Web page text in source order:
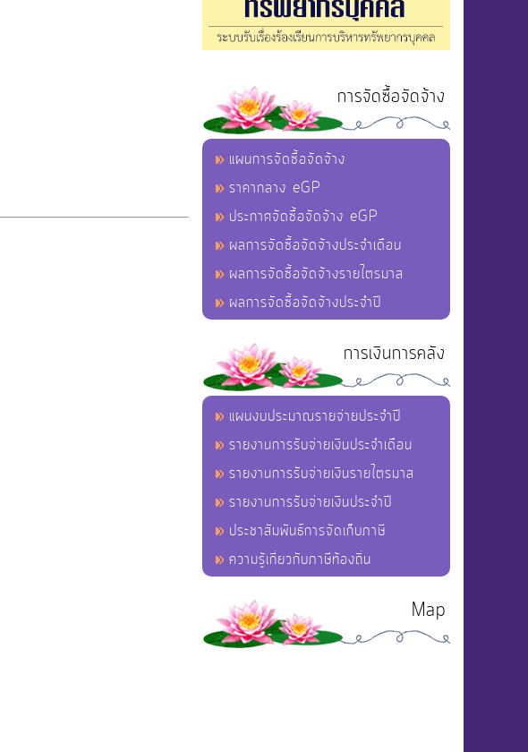
การจัดซื้อจัดจ้าง
แผนการจัดซื้อจัดจ้าง
ราคากลาง eGP
ประกาศจัดซื้อจัดจ้าง eGP
ผลการจัดซื้อจัดจ้างประจำเดือน
ผลการจัดซื้อจัดจ้างรายไตรมาส
ผลการจัดซื้อจัดจ้างประจำปี
การเงินการคลัง
แผนงบประมาณรายจ่ายประจำปี
รายงานการรับจ่ายเงินประจำเดือน
รายงานการรับจ่ายเงินรายไตรมาส
รายงานการรับจ่ายเงินประจำปี
ประชาสัมพันธ์การจัดเก็บภาษี
ความรู้เกี่ยวกับภาษีท้องถิ่น
Map